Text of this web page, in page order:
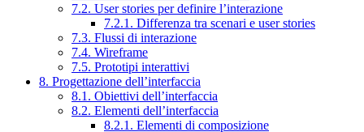
7.2. User stories per definire l’interazione
7.2.1. Differenza tra scenari e user stories
7.3. Flussi di interazione
7.4. Wireframe
7.5. Prototipi interattivi
8. Progettazione dell’interfaccia
8.1. Obiettivi dell’interfaccia
8.2. Elementi dell’interfaccia
8.2.1. Elementi di composizione